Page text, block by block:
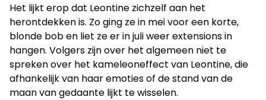
Het lijkt erop dat Leontine zichzelf aan het
herontdekken is. Zo ging ze in mei voor een korte,
blonde bob en liet ze er in juli weer extensions in
hangen. Volgers zijn over het algemeen niet te
spreken over het kameleoneffect van Leontine, die
afhankelijk van haar emoties of de stand van de
maan van gedaante lijkt te wisselen.